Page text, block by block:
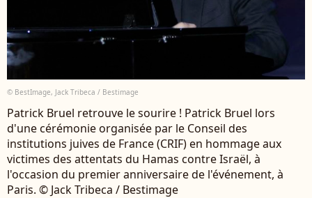
© BestImage, Jack Tribeca / Bestimage
Patrick Bruel retrouve le sourire ! Patrick Bruel lors
d'une cérémonie organisée par le Conseil des
institutions juives de France (CRIF) en hommage aux
victimes des attentats du Hamas contre Israël, à
l'occasion du premier anniversaire de l'événement, à
Paris. © Jack Tribeca / Bestimage